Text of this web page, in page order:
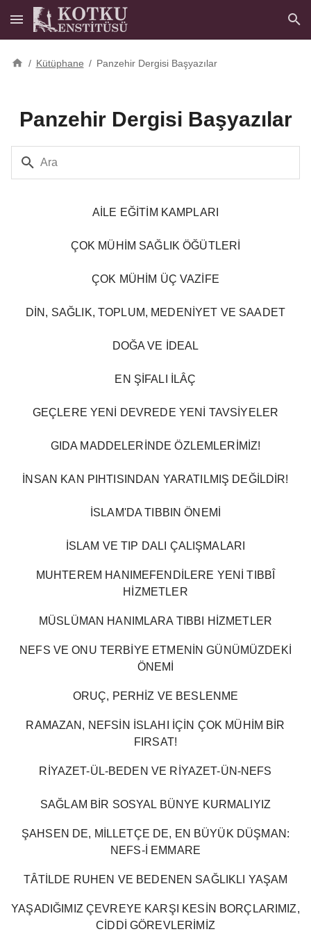
/ Kütüphane / Panzehir Dergisi Başyazılar
Panzehir Dergisi Başyazılar
Ara
AİLE EĞİTİM KAMPLARI
ÇOK MÜHİM SAĞLIK ÖĞÜTLERİ
ÇOK MÜHİM ÜÇ VAZİFE
DİN, SAĞLIK, TOPLUM, MEDENİYET VE SAADET
DOĞA VE İDEAL
EN ŞİFALI İLÂÇ
GEÇLERE YENİ DEVREDE YENİ TAVSİYELER
GIDA MADDELERİNDE ÖZLEMLERİMİZ!
İNSAN KAN PIHTISINDAN YARATILMIŞ DEĞİLDİR!
İSLAM'DA TIBBIN ÖNEMİ
İSLAM VE TIP DALI ÇALIŞMALARI
MUHTEREM HANIMEFENDİLERE YENİ TIBBÎ
HİZMETLER
MÜSLÜMAN HANIMLARA TIBBI HİZMETLER
NEFS VE ONU TERBİYE ETMENİN GÜNÜMÜZDEKİ
ÖNEMİ
ORUÇ, PERHİZ VE BESLENME
RAMAZAN, NEFSİN İSLAHI İÇİN ÇOK MÜHİM BİR
FIRSAT!
RİYAZET-ÜL-BEDEN VE RİYAZET-ÜN-NEFS
SAĞLAM BİR SOSYAL BÜNYE KURMALIYIZ
ŞAHSEN DE, MİLLETÇE DE, EN BÜYÜK DÜŞMAN:
NEFS-İ EMMARE
TÂTİLDE RUHEN VE BEDENEN SAĞLIKLI YAŞAM
YAŞADIĞIMIZ ÇEVREYE KARŞI KESİN BORÇLARIMIZ,
CİDDİ GÖREVLERİMİZ